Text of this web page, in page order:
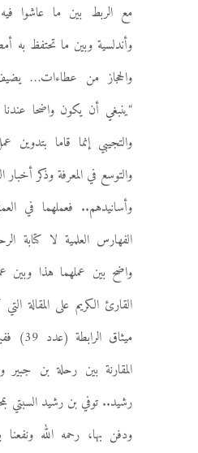
مع الربط بين ما عاشوا
وأندلسية وبين ما تحتفظ به
والحجاز من عطاءات…
“ينبغي أن يكون واضحا
والتجيبي إنما قاما بتدوين
والتوسع في المعرفة وذكر أخبار
وأسانيدهم.. فعملهما في
الفهارس العلمية لا كتابة
واضح بين عملهما هذا وبين
القارئ الكريم على المقالة
ميثاق
المقارنة بين رحلة بن
ودفن بها، رحمه الله ونفعنا